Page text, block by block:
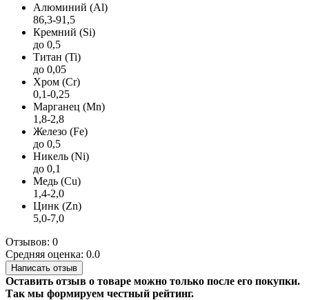
Алюминий (Al)
86,3-91,5
Кремний (Si)
до 0,5
Титан (Ti)
до 0,05
Хром (Cr)
0,1-0,25
Марганец (Mn)
1,8-2,8
Железо (Fe)
до 0,5
Никель (Ni)
до 0,1
Медь (Cu)
1,4-2,0
Цинк (Zn)
5,0-7,0
Отзывов: 0
Средняя оценка: 0.0
Написать отзыв
Оставить отзыв о товаре можно только после его покупки.
Так мы формируем честный рейтинг.